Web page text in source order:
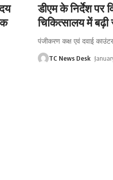
डीएम के निर्देश पर
चिकित्सालय में बढ़ी
पंजीकरण कक्ष एवं दवाई
TC News Desk